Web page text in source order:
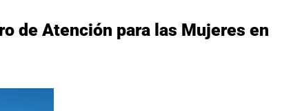
de Atención para las Mujeres en